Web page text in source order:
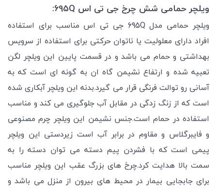
ویلچر حمامی شش چرخ جی تی اس 695Q:
ویلچر حمامی مدل 695Q جی تی اس مناسب برای استفاده
افراد دارای معلولیت یا ناتوان حرکتی برای استفاده از سرویس
بهداشتی و حمام می باشد و در قسمت پایین این ویلچر لگن
تعبیه شده و ارتفاع نشیمن گاه ان به گونه ای است که به
آسانی رو توالت فرنگی قرار می گیرد.بدنه این ویلچر آبکاری شده
است که از زنگ زدگی در مقابل آب جلوگیری می کند و مناسب
استفاده در حمام است.جنس نشیمن این ویلچر چرم مصنوعی
و فایبرگلاس و مقاوم در برابر آب است زیردستی این ویلچر
پیمی است که با فشردن پیم دسته می توان دسته را به
سمت بالا هدایت کرد.چرخ های بزرگ عقب این ویلچر مناسب
برای جابجایی بیمار در محیط های بیرون از منزل می باشد و